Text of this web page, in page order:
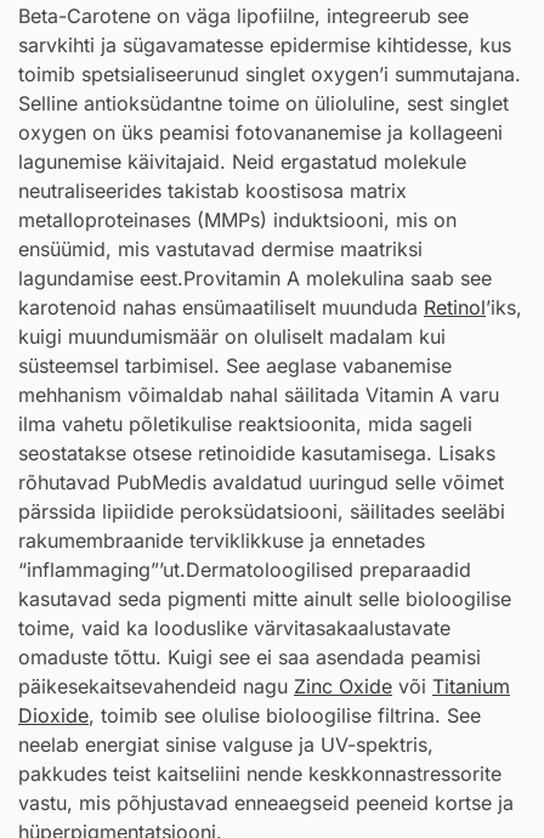
Beta-Carotene on väga lipofiilne, integreerub see
sarvkihti ja sügavamatesse epidermise kihtidesse, kus
toimib spetsialiseerunud singlet oxygen’i summutajana.
Selline antioksüdantne toime on ülioluline, sest singlet
oxygen on üks peamisi fotovananemise ja kollageeni
lagunemise käivitajaid. Neid ergastatud molekule
neutraliseerides takistab koostisosa matrix
metalloproteinases (MMPs) induktsiooni, mis on
ensüümid, mis vastutavad dermise maatriksi
lagundamise eest.Provitamin A molekulina saab see
karotenoid nahas ensümaatiliselt muunduda Retinol’iks,
kuigi muundumismäär on oluliselt madalam kui
süsteemsel tarbimisel. See aeglase vabanemise
mehhanism võimaldab nahal säilitada Vitamin A varu
ilma vahetu põletikulise reaktsioonita, mida sageli
seostatakse otsese retinoidide kasutamisega. Lisaks
rõhutavad PubMedis avaldatud uuringud selle võimet
pärssida lipiidide peroksüdatsiooni, säilitades seeläbi
rakumembraanide terviklikkuse ja ennetades
“inflammaging”’ut.Dermatoloogilised preparaadid
kasutavad seda pigmenti mitte ainult selle bioloogilise
toime, vaid ka looduslike värvitasakaalustavate
omaduste tõttu. Kuigi see ei saa asendada peamisi
päikesekaitsevahendeid nagu Zinc Oxide või Titanium
Dioxide, toimib see olulise bioloogilise filtrina. See
neelab energiat sinise valguse ja UV-spektris,
pakkudes teist kaitseliini nende keskkonnastressorite
vastu, mis põhjustavad enneaegseid peeneid kortse ja
hüperpigmentatsiooni.